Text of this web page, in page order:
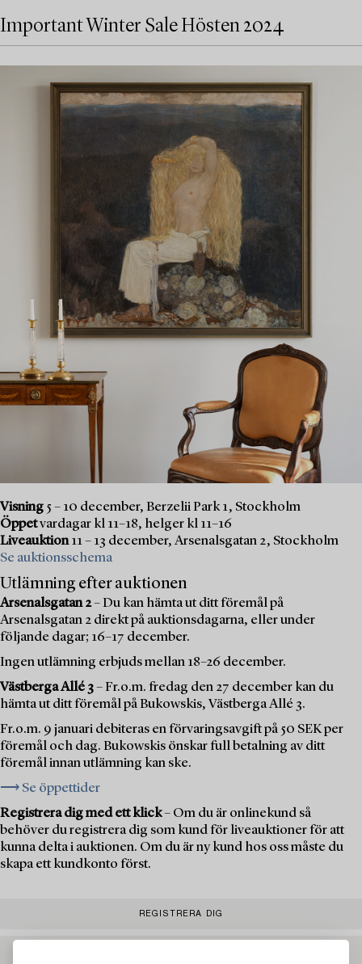
Important Winter Sale Hösten 2024
Visning 5 – 10 december, Berzelii Park 1, Stockholm
Öppetvardagar kl 11–18, helger kl 11–16
Liveauktion11 – 13 december, Arsenalsgatan 2, Stockholm
Se auktionsschema
Utlämning efter auktionen
Arsenalsgatan 2– Du kan hämta ut ditt föremål på
Arsenalsgatan 2 direkt på auktionsdagarna, eller under
följande dagar; 16–17 december.
Ingen utlämning erbjuds mellan 18–26 december.
Västberga Allé 3– Fr.o.m. fredag den 27 december kan du
hämta ut ditt föremål på Bukowskis, Västberga Allé 3.
Fr.o.m. 9 januari debiteras en förvaringsavgift på 50 SEK per
föremål och dag. Bukowskis önskar full betalning av ditt
föremål innan utlämning kan ske.
⟶ Se öppettider
Registrera dig med ett klick– Om du är onlinekund så
behöver du registrera dig som kund för liveauktioner för att
kunna delta i auktionen. Om du är ny kund hos oss måste du
skapa ett kundkonto först.
REGISTRERA DIG